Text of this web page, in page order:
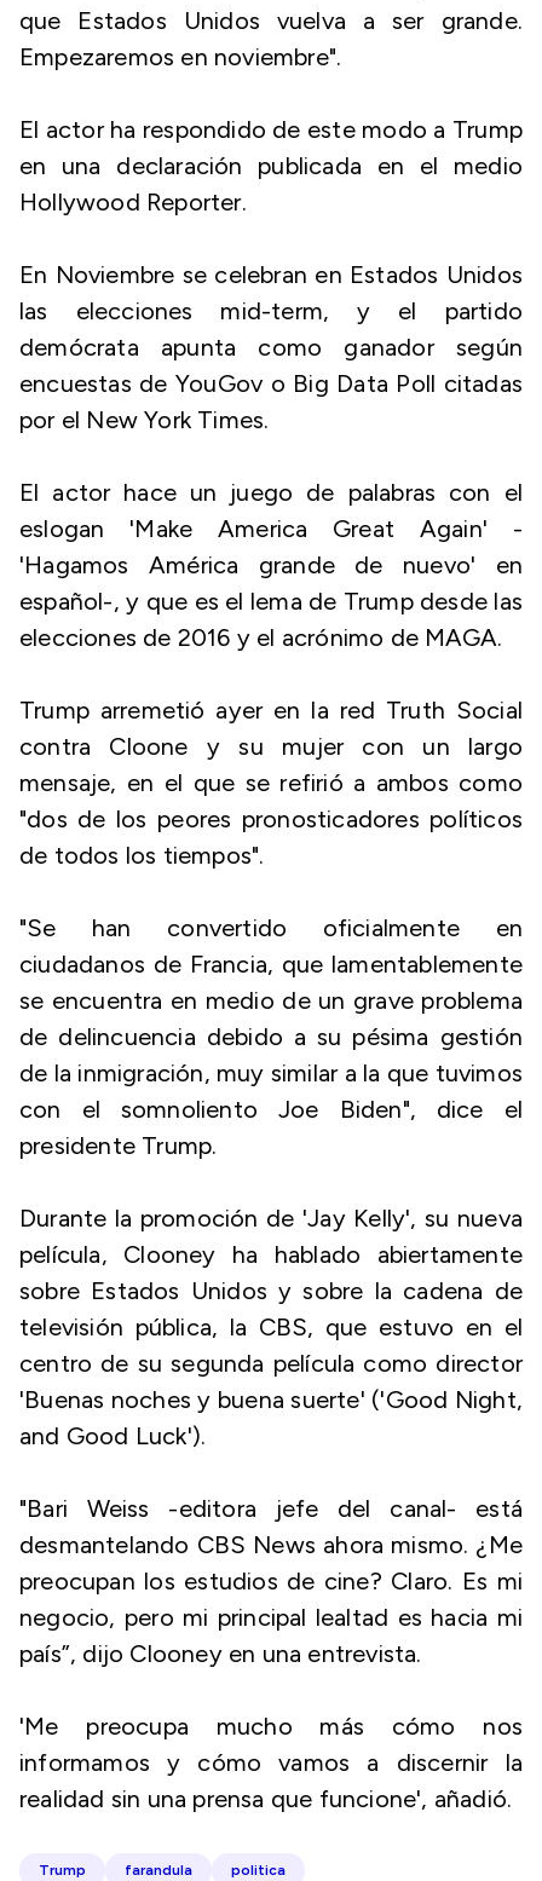
que Estados Unidos vuelva a ser grande.
Empezaremos en noviembre".
El actor ha respondido de este modo a Trump
en una declaración publicada en el medio
Hollywood Reporter.
En Noviembre se celebran en Estados Unidos
las elecciones mid-term, y el partido
demócrata apunta como ganador según
encuestas de YouGov o Big Data Poll citadas
por el New York Times.
El actor hace un juego de palabras con el
eslogan 'Make America Great Again' -
'Hagamos América grande de nuevo' en
español-, y que es el lema de Trump desde las
elecciones de 2016 y el acrónimo de MAGA.
Trump arremetió ayer en la red Truth Social
contra Cloone y su mujer con un largo
mensaje, en el que se refirió a ambos como
"dos de los peores pronosticadores políticos
de todos los tiempos".
"Se han convertido oficialmente en
ciudadanos de Francia, que lamentablemente
se encuentra en medio de un grave problema
de delincuencia debido a su pésima gestión
de la inmigración, muy similar a la que tuvimos
con el somnoliento Joe Biden", dice el
presidente Trump.
Durante la promoción de 'Jay Kelly', su nueva
película, Clooney ha hablado abiertamente
sobre Estados Unidos y sobre la cadena de
televisión pública, la CBS, que estuvo en el
centro de su segunda película como director
'Buenas noches y buena suerte' ('Good Night,
and Good Luck').
"Bari Weiss -editora jefe del canal- está
desmantelando CBS News ahora mismo. ¿Me
preocupan los estudios de cine? Claro. Es mi
negocio, pero mi principal lealtad es hacia mi
país”, dijo Clooney en una entrevista.
'Me preocupa mucho más cómo nos
informamos y cómo vamos a discernir la
realidad sin una prensa que funcione', añadió.
Trump farandula politica